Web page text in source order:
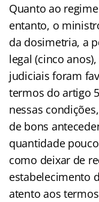
Quanto ao
entanto, o
da dosimetria, a
legal (cinco
judiciais foram
termos do artigo
nessas
de bons
quantidade
como deixar de
estabelecimento
atento aos